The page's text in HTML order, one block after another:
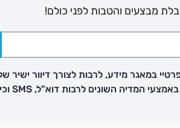
מבצעים והטבות לפני כולם!
במאגר מידע, לרבות לצורך דיוור ישיר